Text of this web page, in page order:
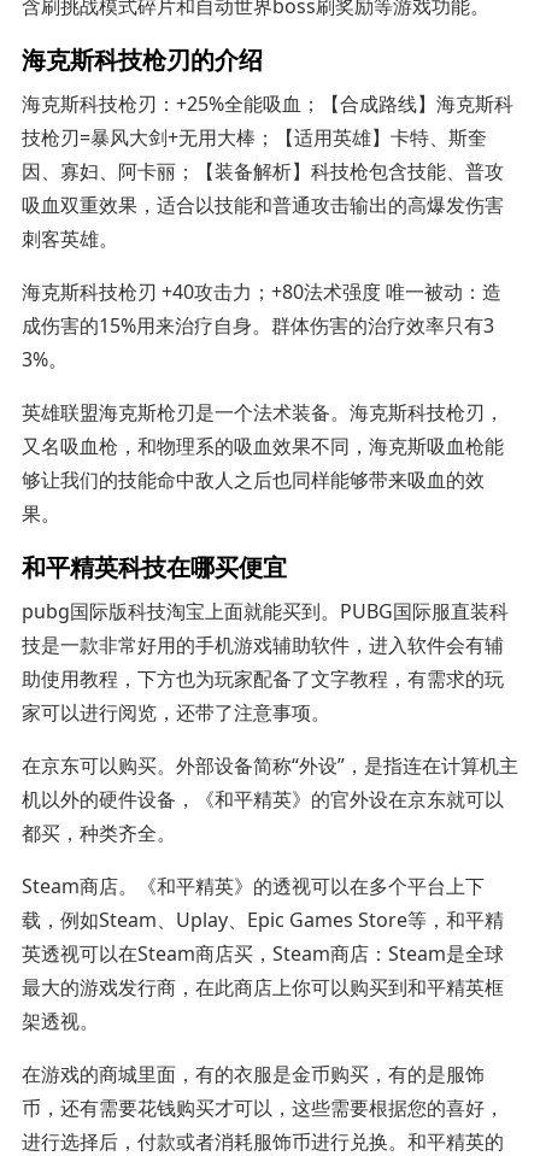
含刷挑战模式碎片和自动世界boss刷奖励等游戏功能。
海克斯科技枪刃的介绍
海克斯科技枪刃：+25%全能吸血；【合成路线】海克斯科
技枪刃=暴风大剑+无用大棒；【适用英雄】卡特、斯奎
因、寡妇、阿卡丽；【装备解析】科技枪包含技能、普攻
吸血双重效果，适合以技能和普通攻击输出的高爆发伤害
刺客英雄。
海克斯科技枪刃 +40攻击力；+80法术强度 唯一被动：造
成伤害的15%用来治疗自身。群体伤害的治疗效率只有3
3%。
英雄联盟海克斯枪刃是一个法术装备。海克斯科技枪刃，
又名吸血枪，和物理系的吸血效果不同，海克斯吸血枪能
够让我们的技能命中敌人之后也同样能够带来吸血的效
果。
和平精英科技在哪买便宜
pubg国际版科技淘宝上面就能买到。PUBG国际服直装科
技是一款非常好用的手机游戏辅助软件，进入软件会有辅
助使用教程，下方也为玩家配备了文字教程，有需求的玩
家可以进行阅览，还带了注意事项。
在京东可以购买。外部设备简称“外设”，是指连在计算机主
机以外的硬件设备，《和平精英》的官外设在京东就可以
都买，种类齐全。
Steam商店。《和平精英》的透视可以在多个平台上下
载，例如Steam、Uplay、Epic Games Store等，和平精
英透视可以在Steam商店买，Steam商店：Steam是全球
最大的游戏发行商，在此商店上你可以购买到和平精英框
架透视。
在游戏的商城里面，有的衣服是金币购买，有的是服饰
币，还有需要花钱购买才可以，这些需要根据您的喜好，
进行选择后，付款或者消耗服饰币进行兑换。和平精英的